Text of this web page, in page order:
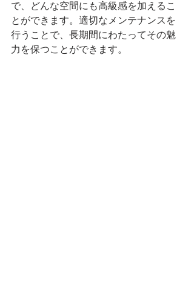
で、どんな空間にも高級感を加えるこ
とができます。適切なメンテナンスを
行うことで、長期間にわたってその魅
力を保つことができます。